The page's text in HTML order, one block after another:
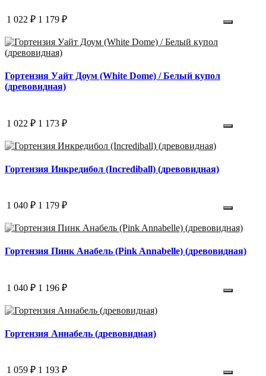
1 022 ₽ 1 179 ₽
Гортензия Уайт Доум (White Dome) / Белый купол
(древовидная)
1 022 ₽ 1 173 ₽
Гортензия Инкредибол (Incrediball) (древовидная)
1 040 ₽ 1 179 ₽
Гортензия Пинк Анабель (Pink Annabelle) (древовидная)
1 040 ₽ 1 196 ₽
Гортензия Аннабель (древовидная)
1 059 ₽ 1 193 ₽